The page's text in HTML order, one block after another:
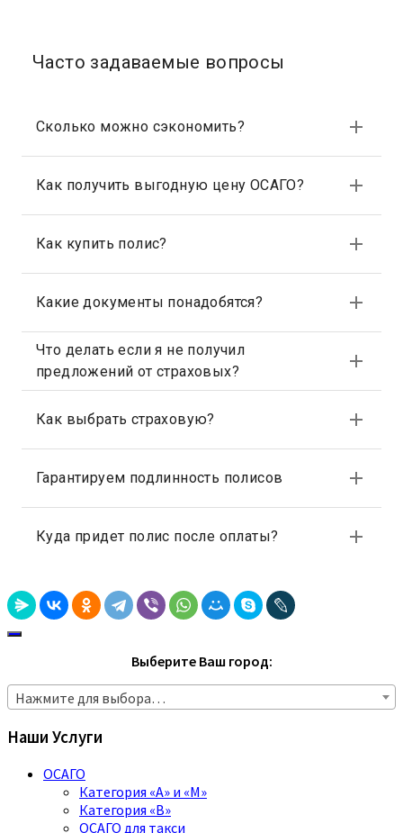
Выберите Ваш город:
Нажмите для выбора…
Наши Услуги
ОСАГО
Категория «A» и «M»
Категория «B»
ОСАГО для такси